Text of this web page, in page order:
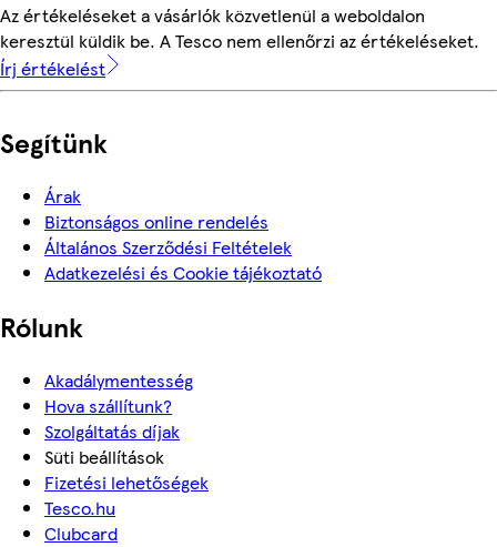
Az értékeléseket a vásárlók közvetlenül a weboldalon
keresztül küldik be. A Tesco nem ellenőrzi az értékeléseket.
Írj értékelést
Segítünk
Árak
Biztonságos online rendelés
Általános Szerződési Feltételek
Adatkezelési és Cookie tájékoztató
Rólunk
Akadálymentesség
Hova szállítunk?
Szolgáltatás díjak
Süti beállítások
Fizetési lehetőségek
Tesco.hu
Clubcard